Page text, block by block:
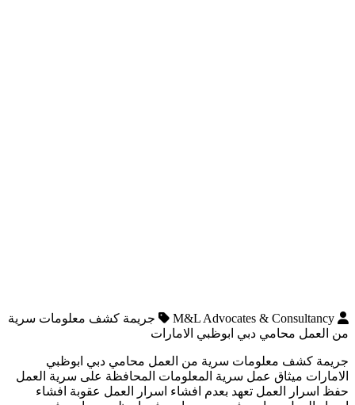
M&L Advocates & Consultancy
جريمة كشف معلومات سرية
من العمل محامي دبي ابوظبي الامارات
جريمة كشف معلومات سرية من العمل محامي دبي ابوظبي
الامارات ميثاق عمل سرية المعلومات المحافظة على سرية العمل
حفظ اسرار العمل تعهد بعدم افشاء اسرار العمل عقوبة افشاء